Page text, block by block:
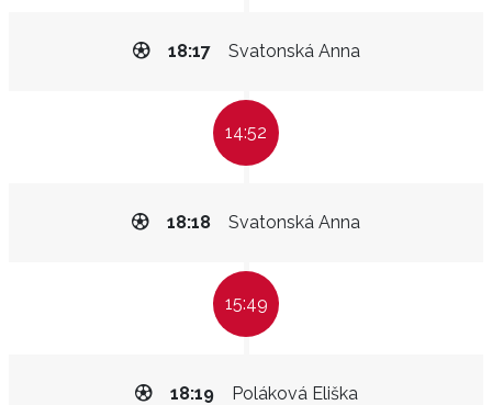
Svatonská Anna
18:17
14:52
Svatonská Anna
18:18
15:49
Poláková Eliška
18:19